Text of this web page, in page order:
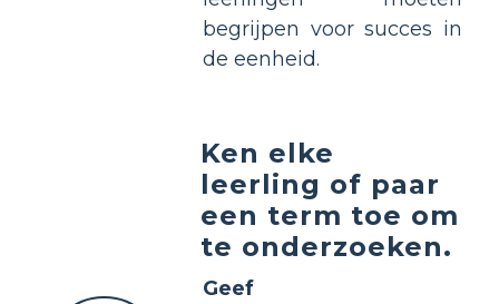
begrijpen voor succes in
de eenheid.
Ken elke
leerling of paar
een term toe om
te onderzoeken.
Geef